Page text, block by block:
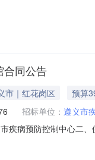
合同公告
市｜红花岗区 预算
招标单位： 遵义市
疾病预防控制中心二
、其它事项：无八、